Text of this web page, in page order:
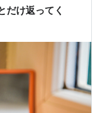
ですが、ゆっく
だけ返ってく